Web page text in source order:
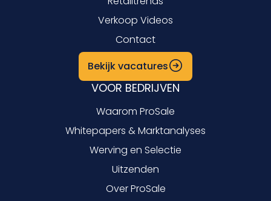
Verkoop Videos
Contact
Bekijk vacatures
VOOR BEDRIJVEN
Waarom ProSale
Whitepapers & Marktanalyses
Werving en Selectie
Uitzenden
Over ProSale